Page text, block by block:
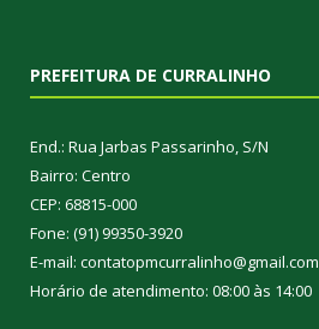
PREFEITURA DE CURRALINHO
End.: Rua Jarbas Passarinho, S/N
Bairro: Centro
CEP: 68815-000
Fone: (91) 99350-3920
E-mail: contatopmcurralinho@gmail.com
Horário de atendimento: 08:00 às 14:00